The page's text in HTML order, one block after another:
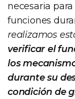
necesaria
funciones
realizamos
verificar el
los
durante su
condición de